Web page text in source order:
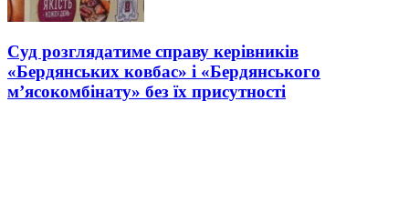
Суд розглядатиме справу керівників
«Бердянських ковбас» і «Бердянського
м’ясокомбінату» без їх присутності